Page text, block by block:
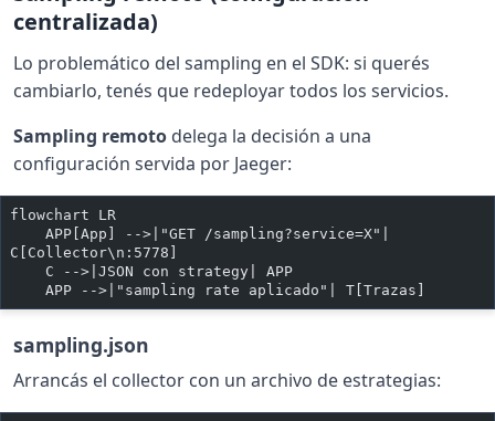
centralizada)
Lo problemático del sampling en el SDK: si querés
cambiarlo, tenés que redeployar todos los servicios.
Sampling remoto delega la decisión a una
configuración servida por Jaeger:
flowchart LR
C[Collector\n:5778]
    C -->|JSON con strategy| APP
    APP -->|"sampling rate aplicado"| T[Trazas]
sampling.json
Arrancás el collector con un archivo de estrategias: